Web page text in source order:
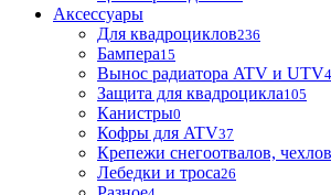
Аксессуары
Для квадроциклов236
Бамперa15
Вынос радиатора ATV и UTV4
Защита для квадроцикла105
Канистры0
Кофры для ATV37
Крепежи снегоотвалов,
Лебедки и троса26